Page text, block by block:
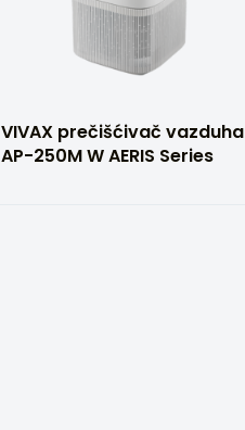
VIVAX prečišćivač vazduha
AP-250M W AERIS Series